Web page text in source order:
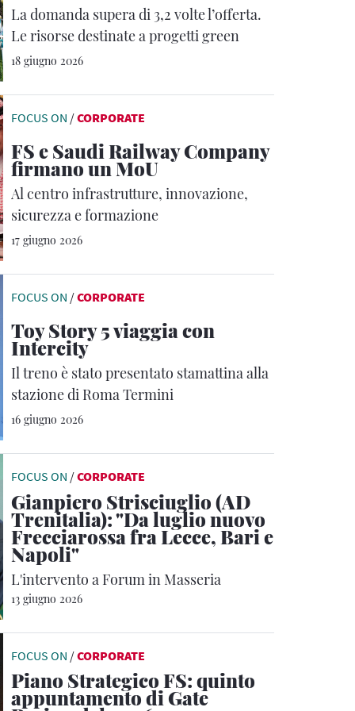
La domanda supera di 3,2 volte l’offerta.
Le risorse destinate a progetti green
18 giugno 2026
FOCUS ON /CORPORATE
FS e Saudi Railway Company
firmano un MoU
Al centro infrastrutture, innovazione,
sicurezza e formazione
17 giugno 2026
FOCUS ON /CORPORATE
Toy Story 5 viaggia con
Intercity
Il treno è stato presentato stamattina alla
stazione di Roma Termini
16 giugno 2026
FOCUS ON /CORPORATE
Gianpiero Strisciuglio (AD
Trenitalia): "Da luglio nuovo
Frecciarossa fra Lecce, Bari e
Napoli"
L'intervento a Forum in Masseria
13 giugno 2026
FOCUS ON /CORPORATE
Piano Strategico FS: quinto
appuntamento di Gate